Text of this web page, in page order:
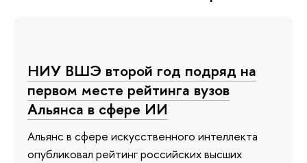
НИУ ВШЭ второй год подряд на
первом месте рейтинга вузов
Альянса в сфере ИИ
Альянс в сфере искусственного интеллекта
опубликовал рейтинг российских высших